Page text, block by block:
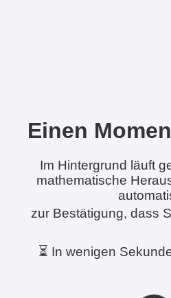
Einen
Im Hintergrund läuft
mathematische
zur Bestätigung, dass
⏳ In wenigen